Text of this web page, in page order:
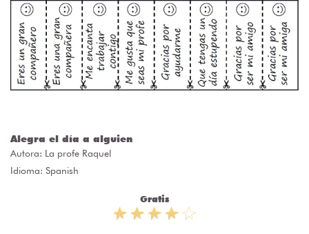
Alegra el día a alguien
Autora: La profe Raquel
Idioma: Spanish
Gratis